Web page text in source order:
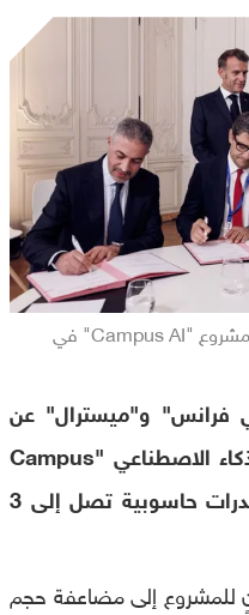
"MGX" الإماراتية وشركاؤها يوسعون مشروع "Campus AI" في
و"ميسترال" عن
خطط لتوسيع مشروع مجمَّع الذكاء الاصطناعي "Campus
AI" في فرنسا، بهدف تطوير قدرات حاسوبية تصل إلى 3
للمشروع إلى مضاعفة حجم